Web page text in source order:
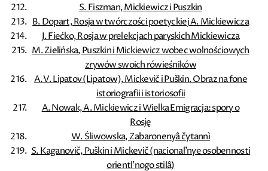
S. Fiszman, Mickiewicz i Puszkin
B. Dopart, Rosja w twórczości poetyckiej A. Mickiewicza
J. Fiećko, Rosja w prelekcjach paryskich Mickiewicza
M. Zielińska, Puszkin i Mickiewicz wobec wolnościowych
zrywów swoich rówieśników
A.V. Lipatov (Lipatow), Mickevič i Puškin. Obraz na fone
istoriografii i istoriosofii
A. Nowak, A. Mickiewicz i Wielka Emigracja: spory o
Rosję
W. Śliwowska, Zabaronenyâ čytannì
S. Kaganovič, Puškin i Mickevič (nacional'nye osobennosti
orientl'nogo stilâ)